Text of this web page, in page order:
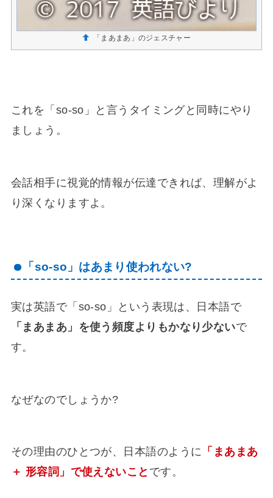
「まあまあ」のジェスチャー
これを「so-so」と言うタイミングと同時にやり
ましょう。
会話相手に視覚的情報が伝達できれば、理解がよ
り深くなりますよ。
「so-so」はあまり使われない?
実は英語で「so-so」という表現は、日本語で
「まあまあ」を使う頻度よりもかなり少ないで
す。
なぜなのでしょうか?
その理由のひとつが、日本語のように 「まあまあ
＋ 形容詞」で使えないこと です。